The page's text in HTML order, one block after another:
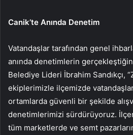
Canik’te Anında Denetim
Vatandaşlar tarafından genel
anında denetimlerin
Belediye Lideri İbrahim Sandıkçı,
ekiplerimizle ilçemizde
ortamlarda güvenli bir şekilde
denetimlerimizi sürdürüyoruz.
tüm marketlerde ve semt